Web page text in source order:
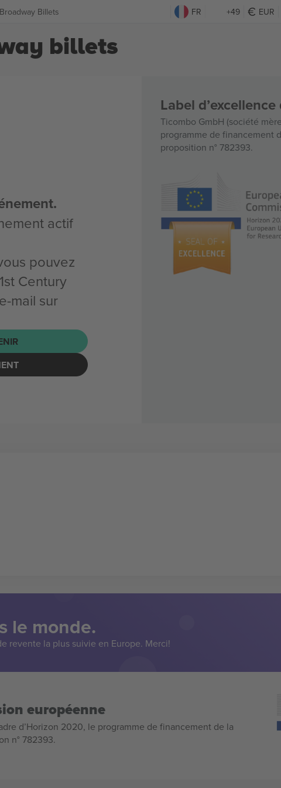
Billets FR +49 EUR
billets
actif
pouvez
Century
mail sur
Label
Ticombo GmbH (société
programme de financement
proposition n° 782393.
le monde.
revente la plus suivie en Europe. Merci!
européenne
d’Horizon 2020, le programme de financement de la
n° 782393.